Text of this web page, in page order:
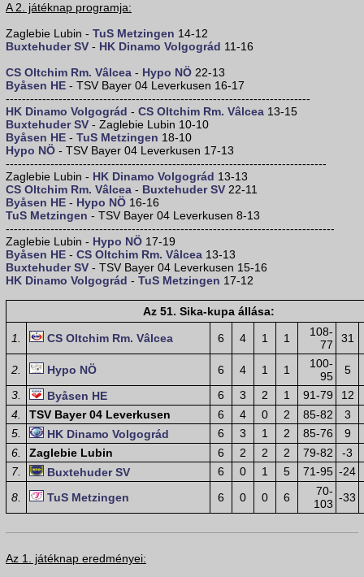
A 2. játéknap programja:
Zaglebie Lubin - TuS Metzingen 14-12
Buxtehuder SV - HK Dinamo Volgográd 11-16
CS Oltchim Rm. Vâlcea - Hypo NÖ 22-13
Byåsen HE - TSV Bayer 04 Leverkusen 16-17
---------------------------------------------------------------------------
HK Dinamo Volgográd - CS Oltchim Rm. Vâlcea 13-15
Buxtehuder SV - Zaglebie Lubin 10-10
Byåsen HE - TuS Metzingen 18-10
Hypo NÖ - TSV Bayer 04 Leverkusen 17-13
-------------------------------------------------------------------------------
Zaglebie Lubin - HK Dinamo Volgográd 13-13
CS Oltchim Rm. Vâlcea - Buxtehuder SV 22-11
Byåsen HE - Hypo NÖ 16-16
TuS Metzingen - TSV Bayer 04 Leverkusen 8-13
---------------------------------------------------------------------------------
Zaglebie Lubin - Hypo NÖ 17-19
Byåsen HE - CS Oltchim Rm. Vâlcea 13-13
Buxtehuder SV - TSV Bayer 04 Leverkusen 15-16
HK Dinamo Volgográd - TuS Metzingen 17-12
Az 51. Sika-kupa állása:
1. CS Oltchim Rm. Vâlcea 6 4 1 1
108-
77
31
2. Hypo NÖ 6 4 1 1
100-
95
5
3.
Byåsen HE 6 3 2 1 91-79
12
4.
TSV Bayer 04 Leverkusen 6 4 0 2 85-82
3
5.
HK Dinamo Volgográd 6 3 1 2 85-76
9
6.
Zaglebie Lubin 6 2 2 2 79-82
-3
7.
Buxtehuder SV 6 0 1 5 71-95 -24
8.
TuS Metzingen 6 0 0 6
70-
103 -33
Az 1. játéknap eredményei: